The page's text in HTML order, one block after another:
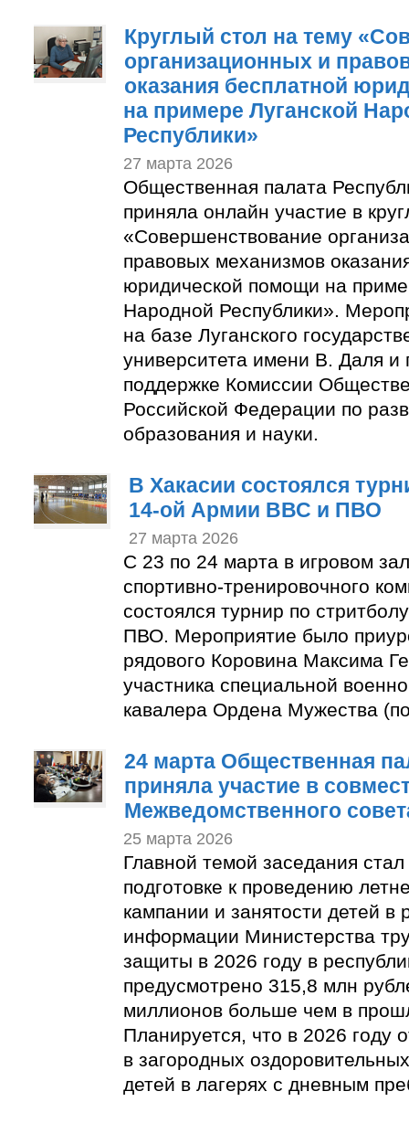
Круглый стол на тему
организационных и
оказания бесплатной
на примере Луганской
Республики»
27 марта 2026
Общественная палата
приняла онлайн участие в
«Совершенствование
правовых механизмов
юридической помощи на
Народной Республики».
на базе Луганского
университета имени В. Даля и
поддержке Комиссии
Российской Федерации по
образования и науки.
В Хакасии состоялся
14-ой Армии ВВС и ПВО
27 марта 2026
С 23 по 24 марта в игровом
спортивно-тренировочного
состоялся турнир по
ПВО. Мероприятие было
рядового Коровина Максима
участника специальной
кавалера Ордена Мужества
24 марта Общественная
приняла участие в
Межведомственного
25 марта 2026
Главной темой заседания
подготовке к проведению
кампании и занятости детей в
информации Министерства
защиты в 2026 году в
предусмотрено 315,8 млн
миллионов больше чем в
Планируется, что в 2026 году
в загородных
детей в лагерях с дневным